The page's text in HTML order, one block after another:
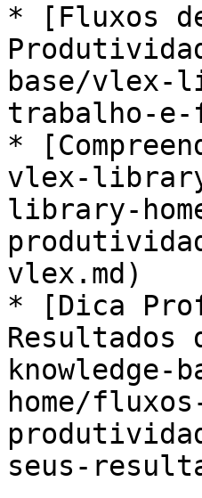
* [Fluxos
base/vlex-
trabalho-e-
*
vlex-
library-
vlex.md)
* [Dica
home/
seus-